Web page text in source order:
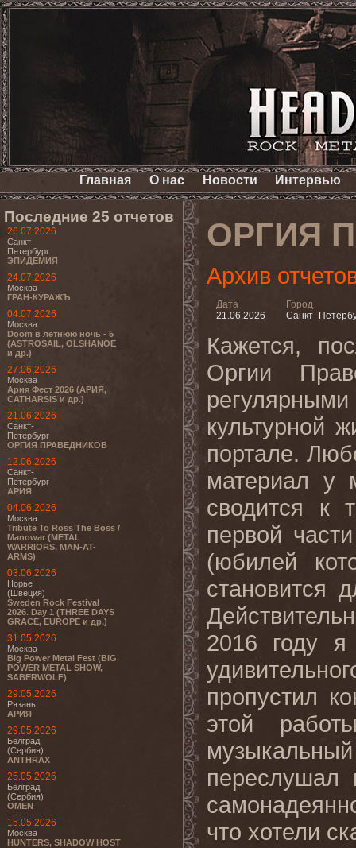
Главная О нас Новости Интервью
Последние 25 отчетов
26.07.2026
Санкт-
Петербург
ЭПИДЕМИЯ
24.07.2026
Москва
ГРАН-КУРАЖЪ
04.07.2026
Москва
Doom в летнюю ночь - 5
(ASTROSAIL, OLSHANOE
и др.)
27.06.2026
Москва
Ария Фест 2026 (АРИЯ,
CATHARSIS и др.)
21.06.2026
Санкт-
Петербург
ОРГИЯ ПРАВЕДНИКОВ
12.06.2026
Санкт-
Петербург
АРИЯ
04.06.2026
Москва
Tribute To Ross The Boss /
Manowar (METAL
WARRIORS, MAN-AT-
ARMS)
03.06.2026
Норье
(Швеция)
Sweden Rock Festival
2026. Day 1 (THREE DAYS
GRACE, EUROPE и др.)
31.05.2026
Москва
Big Power Metal Fest (BIG
POWER METAL SHOW,
SABERWOLF)
29.05.2026
Рязань
АРИЯ
29.05.2026
Белград
(Сербия)
ANTHRAX
25.05.2026
Белград
(Сербия)
OMEN
15.05.2026
Москва
HUNTERS, SHADOW HOST
ОРГИЯ
Архив
Дата
21.06.2026
Город
Санкт-
Кажется,
Оргии
культурной
портале.
материал у
сводится к
первой
(юбилей
становится
2016 году я
пропустил
этой
музыкальный
переслушал
что хотели